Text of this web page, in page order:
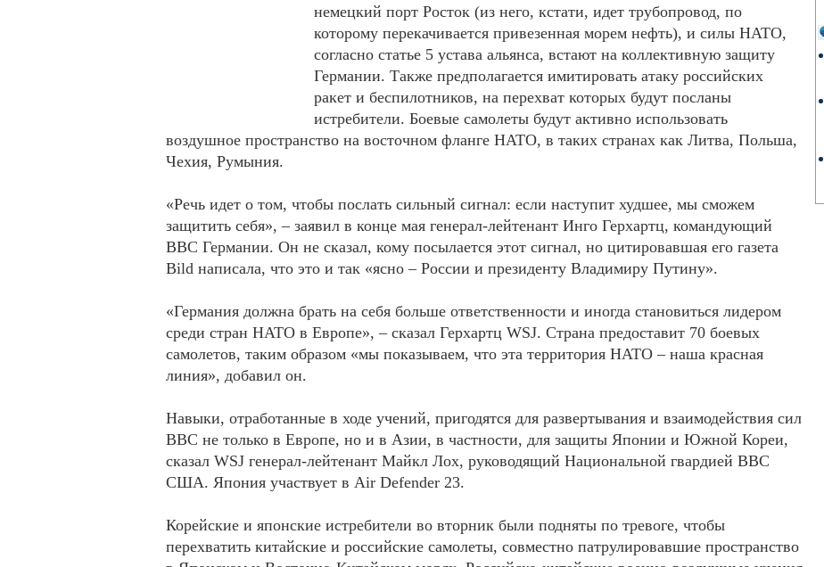
немецкий порт Росток (из него, кстати, идет трубопровод, по
которому перекачивается привезенная морем нефть), и силы НАТО,
согласно статье 5 устава альянса, встают на коллективную защиту
Германии. Также предполагается имитировать атаку российских
ракет и беспилотников, на перехват которых будут посланы
истребители. Боевые самолеты будут активно использовать
воздушное пространство на восточном фланге НАТО, в таких странах как Литва, Польша,
Чехия, Румыния.
«Речь идет о том, чтобы послать сильный сигнал: если наступит худшее, мы сможем
защитить себя», – заявил в конце мая генерал-лейтенант Инго Герхартц, командующий
ВВС Германии. Он не сказал, кому посылается этот сигнал, но цитировавшая его газета
Bild написала, что это и так «ясно – России и президенту Владимиру Путину».
«Германия должна брать на себя больше ответственности и иногда становиться лидером
среди стран НАТО в Европе», – сказал Герхартц WSJ. Страна предоставит 70 боевых
самолетов, таким образом «мы показываем, что эта территория НАТО – наша красная
линия», добавил он.
Навыки, отработанные в ходе учений, пригодятся для развертывания и взаимодействия сил
ВВС не только в Европе, но и в Азии, в частности, для защиты Японии и Южной Кореи,
сказал WSJ генерал-лейтенант Майкл Лох, руководящий Национальной гвардией ВВС
США. Япония участвует в Air Defender 23.
Корейские и японские истребители во вторник были подняты по тревоге, чтобы
перехватить китайские и российские самолеты, совместно патрулировавшие пространство